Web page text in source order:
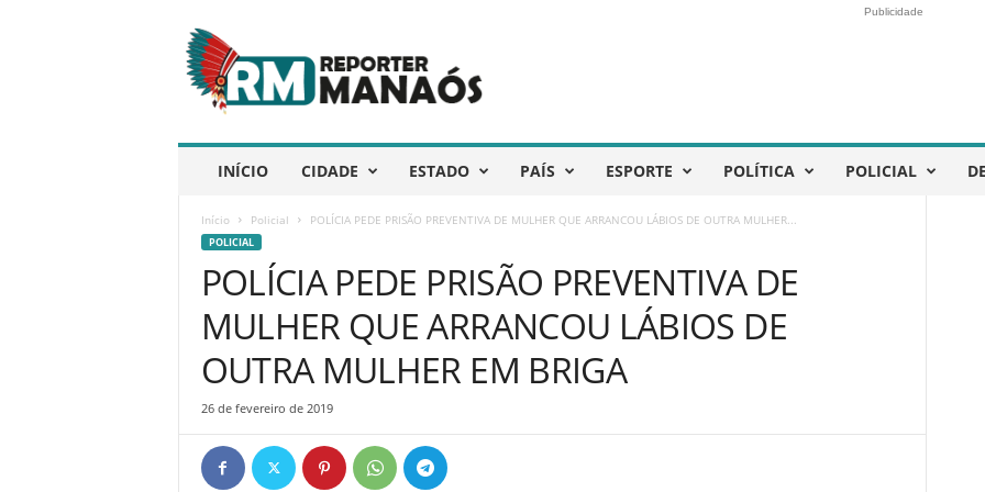
e
p
ó
Publicidade
INÍCIO CIDADE ESTADO PAÍS ESPORTE POLÍTICA POLICIAL
Início Policial POLÍCIA PEDE PRISÃO PREVENTIVA DE MULHER QUE ARRANCOU LÁBIOS DE OUTRA MULHER...
POLICIAL
POLÍCIA PEDE PRISÃO PREVENTIVA DE
MULHER QUE ARRANCOU LÁBIOS DE
OUTRA MULHER EM BRIGA
26 de fevereiro de 2019